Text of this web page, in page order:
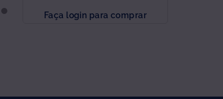
Faça login para comprar